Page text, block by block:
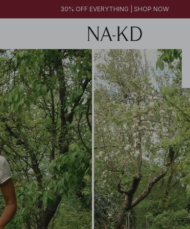
30% OFF EVERYTHING | SHOP NOW